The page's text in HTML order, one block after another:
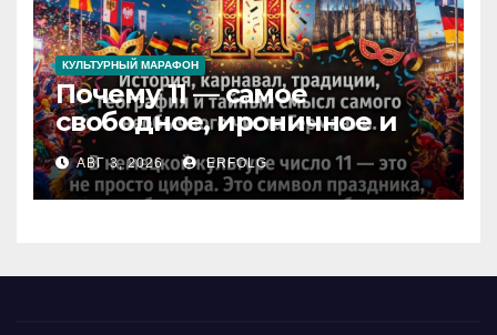
КУЛЬТУРНЫЙ МАРАФОН
Почему 11 — самое
свободное, ироничное и
любимое число в
немецкой культуре?
АВГ 3, 2026 ERFOLG